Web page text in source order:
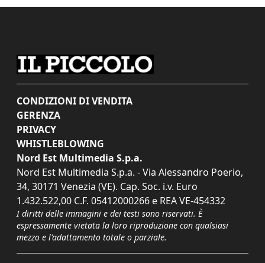
CONDIZIONI DI VENDITA
GERENZA
PRIVACY
WHISTLEBLOWING
Nord Est Multimedia S.p.a.
Nord Est Multimedia S.p.a. - Via Alessandro Poerio,
34, 30171 Venezia (VE). Cap. Soc. i.v. Euro
1.432.522,00 C.F. 05412000266 e REA VE-454332
I diritti delle immagini e dei testi sono riservati. È
espressamente vietata la loro riproduzione con qualsiasi
mezzo e l'adattamento totale o parziale.